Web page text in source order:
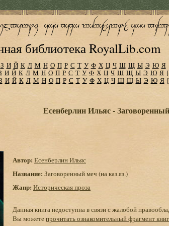
библиотека RoyalLib.com
З И Й К Л М Н О П Р С Т У Ф Х Ц Ч Ш Щ Ы Э Ю Я
И Й К Л М Н О П Р С Т У Ф Х Ц Ч Ш Щ Ы Э Ю Я
И Й К Л М Н О П Р С Т У Ф Х Ц Ч Ш Щ Ы Э Ю Я
Есенберлин Ильяс -
Автор: Есенберлин Ильяс
Название: Заговоренный меч (на каз.яз.)
Жанр: Историческая проза
Данная книга недоступна в связи с жалобой
Вы можетепрочитать ознакомительный фрагмент